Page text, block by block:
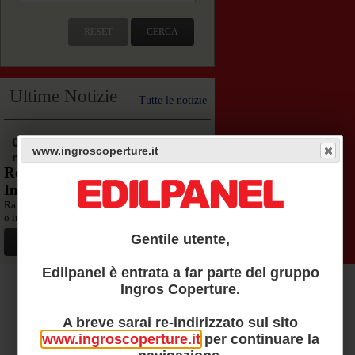
RESET CERCA
Ultime Notizie Tutte le notizie
04
mar
Recupero di un Fabbricato
Industriale nel Torinese.
Rammarica vedere spazi industriali abbandonati
o in cattivo stato...
AREA TECNICA
Questa sezione è completamente dedicata al mondo
www.ingroscoperture.it
Gentile utente,
Edilpanel è entrata a far parte del gruppo
Ingros Coperture.
A breve sarai re-indirizzato sul sito
www.ingroscoperture.itper continuare la